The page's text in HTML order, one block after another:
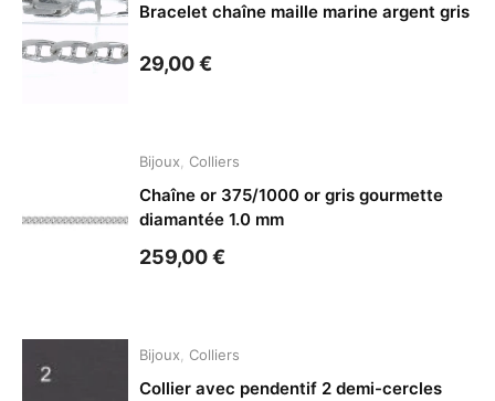
Bracelet chaîne maille marine argent gris
29,00€
Bijoux Colliers
Chaîne or 375/1000 or gris gourmette
diamantée 1.0 mm
259,00€
Bijoux Colliers
Collier avec pendentif 2 demi-cercles